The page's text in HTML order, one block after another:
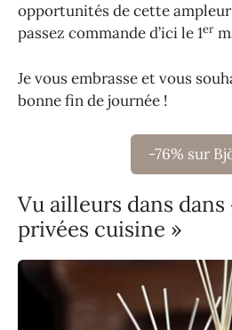
opportunités de cette
passez commande d’ici le 1er
Je vous embrasse et vous
bonne fin de journée !
-76% sur
Vu ailleurs dans dans
privées cuisine »